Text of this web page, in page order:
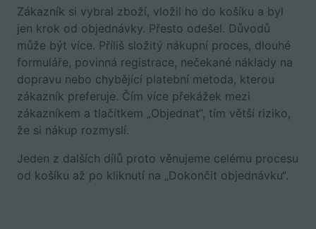
Zákazník si vybral zboží, vložil ho do košíku a byl
jen krok od objednávky. Přesto odešel. Důvodů
může být více. Příliš složitý nákupní proces, dlouhé
formuláře, povinná registrace, nečekané náklady na
dopravu nebo chybějící platební metoda, kterou
zákazník preferuje. Čím více překážek mezi
zákazníkem a tlačítkem „Objednat“, tím větší riziko,
že si nákup rozmyslí.
Jeden z dalších dílů proto věnujeme celému procesu
od košíku až po kliknutí na „Dokončit objednávku“.